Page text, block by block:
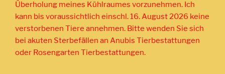
Überholung meines Kühlraumes vorzunehmen. Ich
kann bis voraussichtlich einschl. 16. August 2026 keine
verstorbenen Tiere annehmen. Bitte wenden Sie sich
bei akuten Sterbefällen an Anubis Tierbestattungen
oder Rosengarten Tierbestattungen.